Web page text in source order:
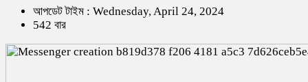
আপডেট টাইম : Wednesday, April 24, 2024
542 বার